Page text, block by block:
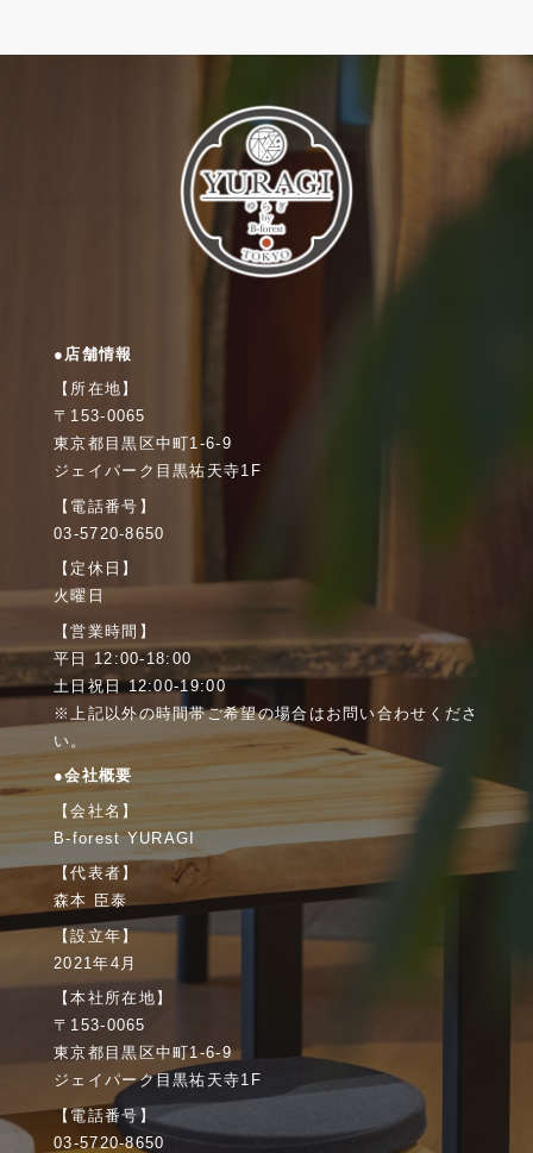
●店舗情報
【所在地】
〒153-0065
東京都目黒区中町1-6-9
ジェイパーク目黒祐天寺1F
【電話番号】
03-5720-8650
【定休日】
火曜日
【営業時間】
平日 12:00-18:00
土日祝日 12:00-19:00
※上記以外の時間帯ご希望の場合はお問い合わせくださ
い。
●会社概要
【会社名】
B-forest YURAGI
【代表者】
森本 臣泰
【設立年】
2021年4月
【本社所在地】
〒153-0065
東京都目黒区中町1-6-9
ジェイパーク目黒祐天寺1F
【電話番号】
03-5720-8650